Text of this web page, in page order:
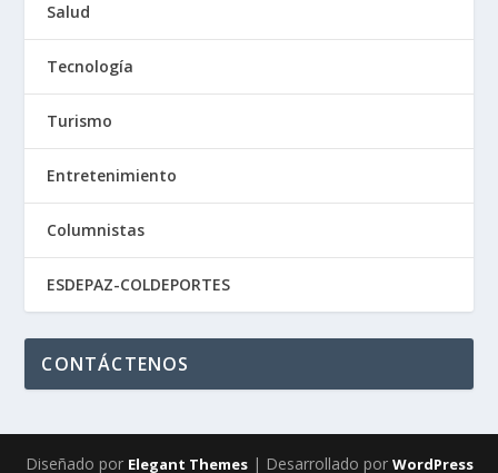
Salud
Tecnología
Turismo
Entretenimiento
Columnistas
ESDEPAZ-COLDEPORTES
CONTÁCTENOS
Diseñado por Elegant Themes| Desarrollado por WordPress